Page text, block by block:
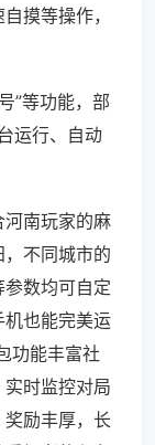
摸等操作，
”等功能，部
运行、自动
南玩家的麻
不同城市的
数均可自定
也能完美运
功能丰富社
时监控对局
励丰厚，长